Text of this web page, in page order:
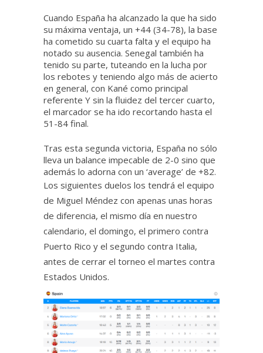
Cuando España ha alcanzado la que ha sido
su máxima ventaja, un +44 (34-78), la base
ha cometido su cuarta falta y el equipo ha
notado su ausencia. Senegal también ha
tenido su parte, tuteando en la lucha por
los rebotes y teniendo algo más de acierto
en general, con Kané como principal
referente Y sin la fluidez del tercer cuarto,
el marcador se ha ido recortando hasta el
51-84 final.
Tras esta segunda victoria, España no sólo
lleva un balance impecable de 2-0 sino que
además lo adorna con un ‘average’ de +82.
Los siguientes duelos los tendrá el equipo
de Miguel Méndez con apenas unas horas
de diferencia, el mismo día en nuestro
calendario, el domingo, el primero contra
Puerto Rico y el segundo contra Italia,
antes de cerrar el torneo el martes contra
Estados Unidos.